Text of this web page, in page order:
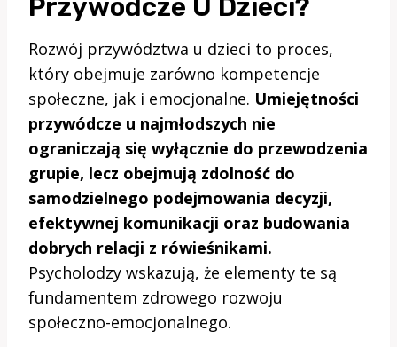
Przywódcze U Dzieci?
Rozwój przywództwa u dzieci to proces,
który obejmuje zarówno kompetencje
społeczne, jak i emocjonalne. Umiejętności
przywódcze u najmłodszych nie
ograniczają się wyłącznie do przewodzenia
grupie, lecz obejmują zdolność do
samodzielnego podejmowania decyzji,
efektywnej komunikacji oraz budowania
dobrych relacji z rówieśnikami.
Psycholodzy wskazują, że elementy te są
fundamentem zdrowego rozwoju
społeczno-emocjonalnego.